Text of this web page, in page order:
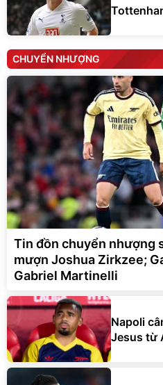
CHUYỂN NHƯỢNG
Tin đồn chuyển nhượng
mượn Joshua Zirkzee;
Gabriel Martinelli
Napoli
Jesus từ